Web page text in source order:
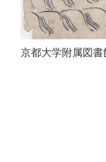
京都大学附属図書